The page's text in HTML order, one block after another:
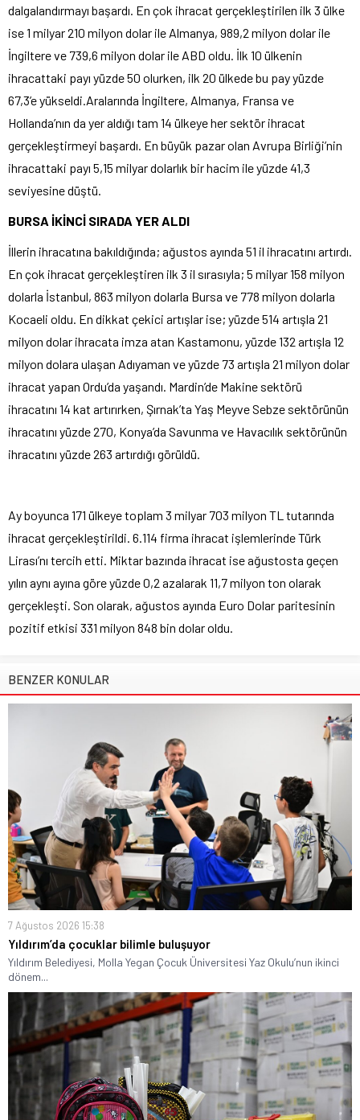
dalgalandırmayı başardı. En çok ihracat gerçekleştirilen ilk 3 ülke
ise 1 milyar 210 milyon dolar ile Almanya, 989,2 milyon dolar ile
İngiltere ve 739,6 milyon dolar ile ABD oldu. İlk 10 ülkenin
ihracattaki payı yüzde 50 olurken, ilk 20 ülkede bu pay yüzde
67,3’e yükseldi.Aralarında İngiltere, Almanya, Fransa ve
Hollanda’nın da yer aldığı tam 14 ülkeye her sektör ihracat
gerçekleştirmeyi başardı. En büyük pazar olan Avrupa Birliği’nin
ihracattaki payı 5,15 milyar dolarlık bir hacim ile yüzde 41,3
seviyesine düştü.
BURSA İKİNCİ SIRADA YER ALDI
İllerin ihracatına bakıldığında; ağustos ayında 51 il ihracatını artırdı.
En çok ihracat gerçekleştiren ilk 3 il sırasıyla; 5 milyar 158 milyon
dolarla İstanbul, 863 milyon dolarla Bursa ve 778 milyon dolarla
Kocaeli oldu. En dikkat çekici artışlar ise; yüzde 514 artışla 21
milyon dolar ihracata imza atan Kastamonu, yüzde 132 artışla 12
milyon dolara ulaşan Adıyaman ve yüzde 73 artışla 21 milyon dolar
ihracat yapan Ordu’da yaşandı. Mardin’de Makine sektörü
ihracatını 14 kat artırırken, Şırnak’ta Yaş Meyve Sebze sektörünün
ihracatını yüzde 270, Konya’da Savunma ve Havacılık sektörünün
ihracatını yüzde 263 artırdığı görüldü.
Ay boyunca 171 ülkeye toplam 3 milyar 703 milyon TL tutarında
ihracat gerçekleştirildi. 6.114 firma ihracat işlemlerinde Türk
Lirası’nı tercih etti. Miktar bazında ihracat ise ağustosta geçen
yılın aynı ayına göre yüzde 0,2 azalarak 11,7 milyon ton olarak
gerçekleşti. Son olarak, ağustos ayında Euro Dolar paritesinin
pozitif etkisi 331 milyon 848 bin dolar oldu.
BENZER KONULAR
7 Ağustos 2026 15:38
Yıldırım’da çocuklar bilimle buluşuyor
Yıldırım Belediyesi, Molla Yegan Çocuk Üniversitesi Yaz Okulu’nun ikinci
dönem...